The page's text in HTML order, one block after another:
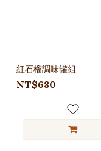
紅石榴調味罐組
NT$680